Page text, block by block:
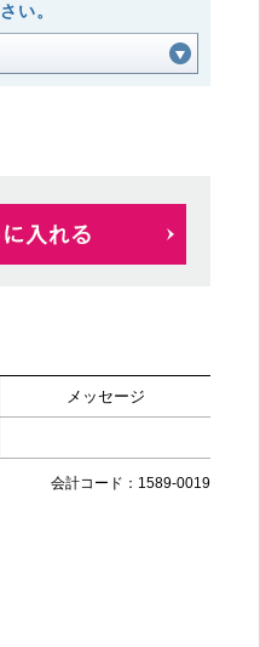
い。
メッセージ
会計コード：1589-0019